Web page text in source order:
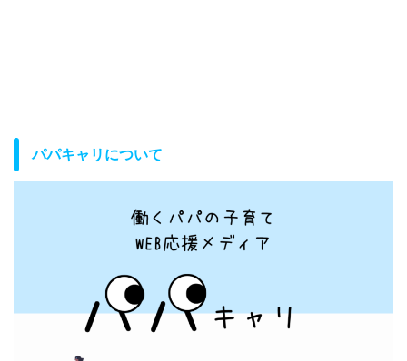
パパキャリについて